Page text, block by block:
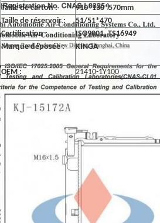
Taille de carton : 910*130*570mm
Taille de réservoir :
51/51*470
Certification :
ISO9001, TS16949
Marque déposée :
KINGA
OEM : 21410-1Y100